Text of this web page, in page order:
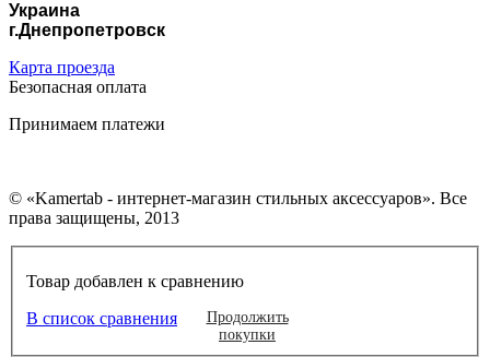
Украина
г.Днепропетровск
Карта проезда
Безопасная оплата
Принимаем платежи
© «Kamertab - интернет-магазин стильных аксессуаров». Все
права защищены, 2013
Товар добавлен к сравнению
В список сравнения
Продолжить
покупки